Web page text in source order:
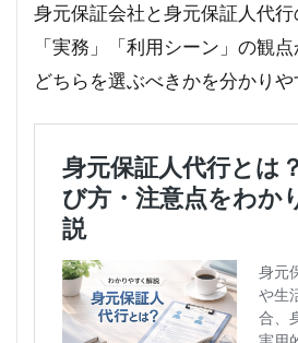
身元保証会社と身元保証人代行
「実務」「利用シーン」の観点
どちらを選ぶべきかを分かりや